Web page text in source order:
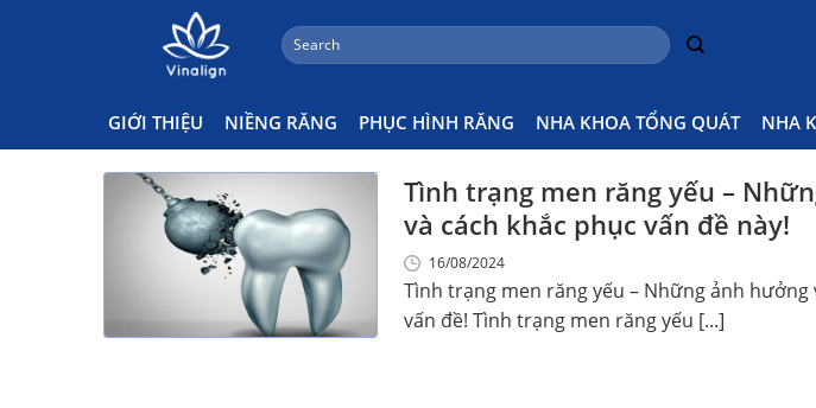
Search
for:
GIỚI THIỆU NIỀNG RĂNG PHỤC HÌNH RĂNG NHA KHOA TỔNG QUÁT NHA
Men Răng Yếu Là Gì
Tình trạng men răng yếu –
và cách khắc phục vấn đề này!
16/08/2024
Tình trạng men răng yếu – Những ảnh hưởng
vấn đề! Tình trạng men răng yếu [...]